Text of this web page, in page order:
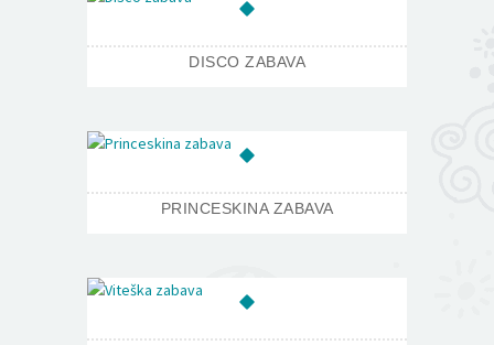
DISCO ZABAVA
PRINCESKINA ZABAVA